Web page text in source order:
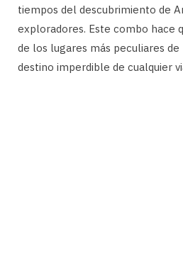
tiempos del descubrimiento de
exploradores. Este combo hace
de los lugares más peculiares de
destino imperdible de cualquier